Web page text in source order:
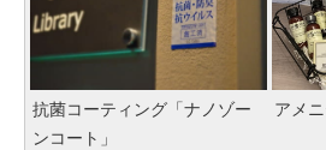
抗菌コーティング「ナノゾー
ンコート」
アメ